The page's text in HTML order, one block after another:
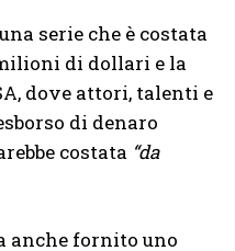
serie che è costata
di dollari e la
dove attori, talenti e
di denaro
costata “da
anche fornito uno